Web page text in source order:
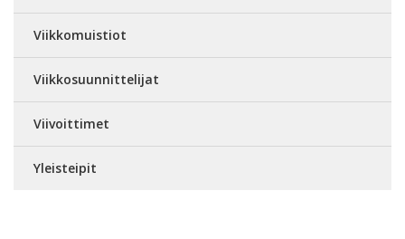
Viikkomuistiot
Viikkosuunnittelijat
Viivoittimet
Yleisteipit